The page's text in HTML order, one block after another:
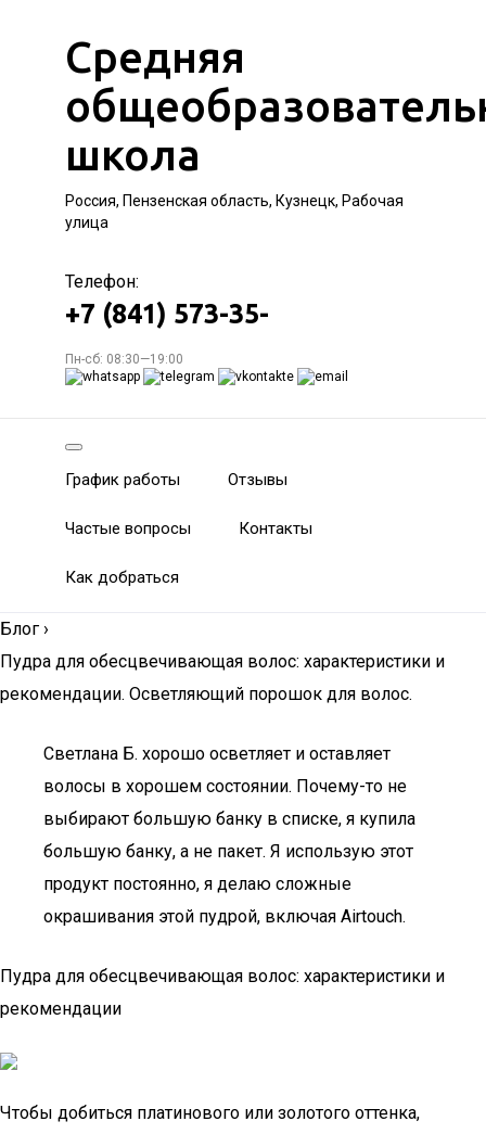
Средняя
школа
Россия, Пензенская область, Кузнецк, Рабочая
улица
Телефон:
+7 (841) 573-35-
Пн-сб: 08:30—19:00
График работы Отзывы
Частые вопросы Контакты
Как добраться
Блог ›
Пудра для обесцвечивающая волос: характеристики и
рекомендации. Осветляющий порошок для волос.
Светлана Б. хорошо осветляет и оставляет
волосы в хорошем состоянии. Почему-то не
выбирают большую банку в списке, я купила
большую банку, а не пакет. Я использую этот
продукт постоянно, я делаю сложные
окрашивания этой пудрой, включая Airtouch.
Пудра для обесцвечивающая волос: характеристики и
рекомендации
Чтобы добиться платинового или золотого оттенка,